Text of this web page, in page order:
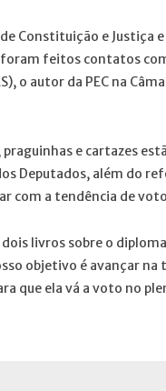
Constituição e Justiça
feitos contatos
o autor da PEC na
e cartazes
Deputados, além do
com a tendência de
livros sobre o
objetivo é avançar
que ela vá a voto no